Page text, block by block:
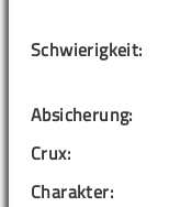
Schwierigkeit:
Absicherung:
Crux:
Charakter: